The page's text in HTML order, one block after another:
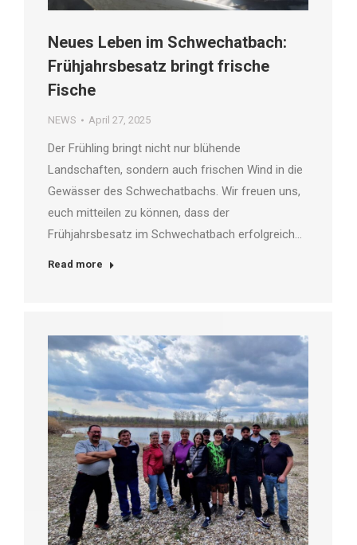
Neues Leben im Schwechatbach:
Frühjahrsbesatz bringt frische
Fische
NEWS April 27, 2025
Der Frühling bringt nicht nur blühende
Landschaften, sondern auch frischen Wind in die
Gewässer des Schwechatbachs. Wir freuen uns,
euch mitteilen zu können, dass der
Frühjahrsbesatz im Schwechatbach erfolgreich…
Read more